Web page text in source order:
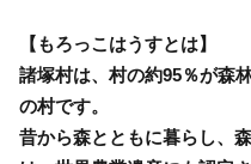
【もろっこはうすとは】
諸塚村は、村の約95％が森
の村です。
昔から森とともに暮らし、